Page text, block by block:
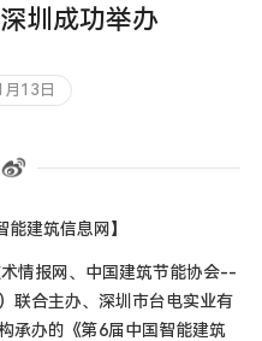
圳成功举办
13日
能建筑信息网】
情报网、中国建筑节能协会--
联合主办、深圳市台电实业有
承办的《第6届中国智能建筑